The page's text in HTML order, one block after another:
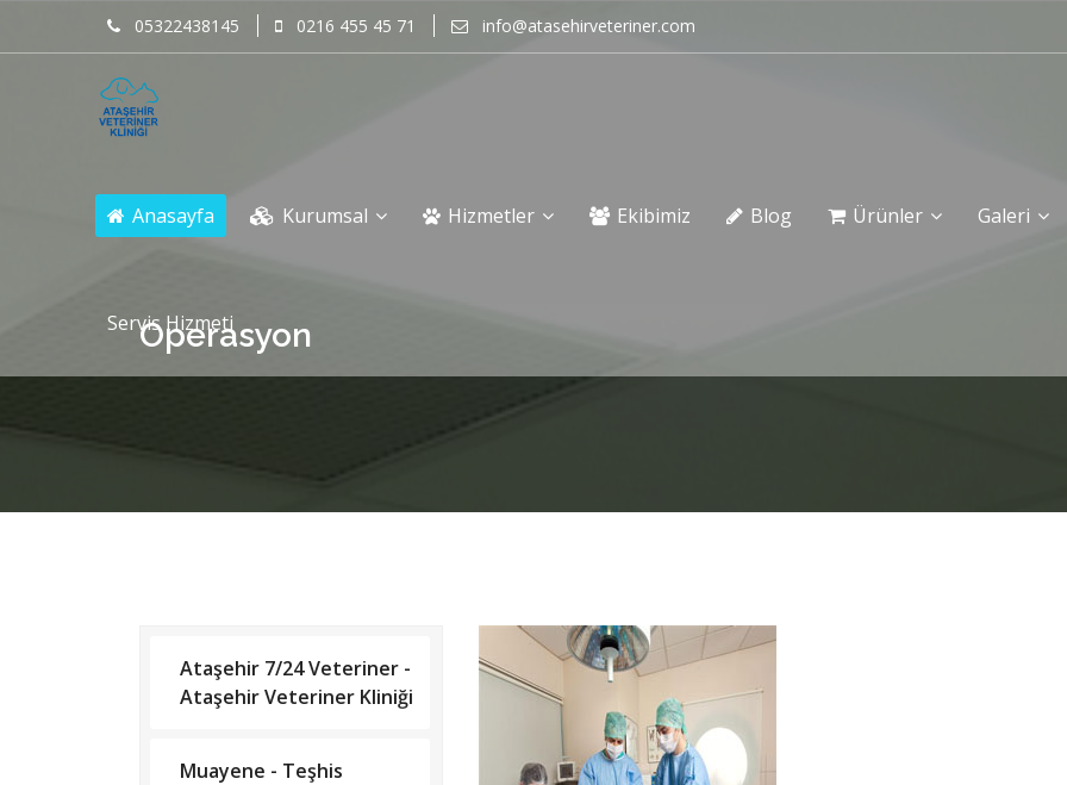
05322438145 0216 455 45 71 info@atasehirveteriner.com
Anasayfa Kurumsal Hizmetler Ekibimiz Blog Ürünler Galeri
Servis Hizmeti
Operasyon
Ataşehir 7/24 Veteriner -
Ataşehir Veteriner Kliniği
Muayene - Teşhis